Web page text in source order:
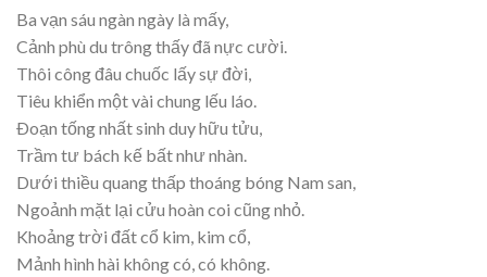
Ba vạn sáu ngàn ngày là mấy,
Cảnh phù du trông thấy đã nực cười.
Thôi công đâu chuốc lấy sự đời,
Tiêu khiển một vài chung lếu láo.
Ðoạn tống nhất sinh duy hữu tửu,
Trầm tư bách kế bất như nhàn.
Dưới thiều quang thấp thoáng bóng Nam san,
Ngoảnh mặt lại cửu hoàn coi cũng nhỏ.
Khoảng trời đất cổ kim, kim cổ,
Mảnh hình hài không có, có không.